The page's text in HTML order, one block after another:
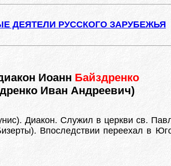
ДЕЯТЕЛИ РУССКОГО ЗАРУБЕЖЬЯ
Иоанн Байздренко
Иван Андреевич)
Диакон. Служил в церкви св.
Впоследствии переехал в